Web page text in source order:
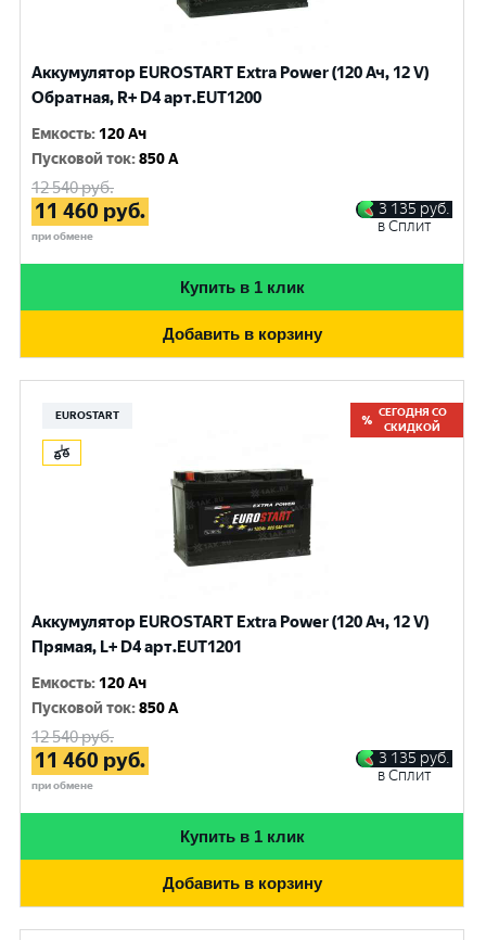
Аккумулятор EUROSTART Extra Power (120 Ач, 12 V)
Обратная, R+ D4 арт.EUT1200
Емкость: 120 Ач
Пусковой ток:850 A
12 540руб.
11 460 руб.
при обмене
3 135 руб.
в Сплит
Купить в 1 клик
Добавить в корзину
EUROSTART
СЕГОДНЯ СО
СКИДКОЙ
Аккумулятор EUROSTART Extra Power (120 Ач, 12 V)
Прямая, L+ D4 арт.EUT1201
Емкость: 120 Ач
Пусковой ток:850 A
12 540руб.
11 460 руб.
при обмене
3 135 руб.
в Сплит
Купить в 1 клик
Добавить в корзину